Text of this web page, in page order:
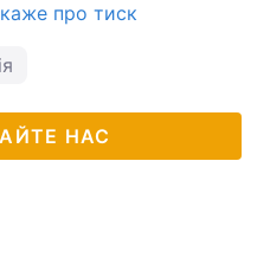
про тиск
НАС